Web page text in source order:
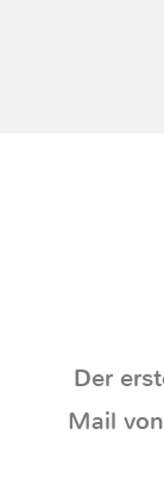
Der
Mail